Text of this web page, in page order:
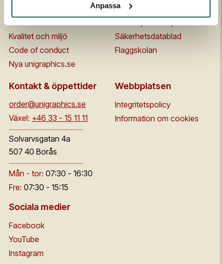
Anpassa
Kvalitet och miljö
Code of conduct
Nya unigraphics.se
Allmänna leveransvillkor
Säkerhetsdatablad
Flaggskolan
Kontakt & öppettider
order@unigraphics.se
Växel: +46 33 - 15 11 11
Solvarvsgatan 4a
507 40 Borås
Mån - tor: 07:30 - 16:30
Fre: 07:30 - 15:15
Webbplatsen
Integritetspolicy
Information om cookies
Sociala medier
Facebook
YouTube
Instagram